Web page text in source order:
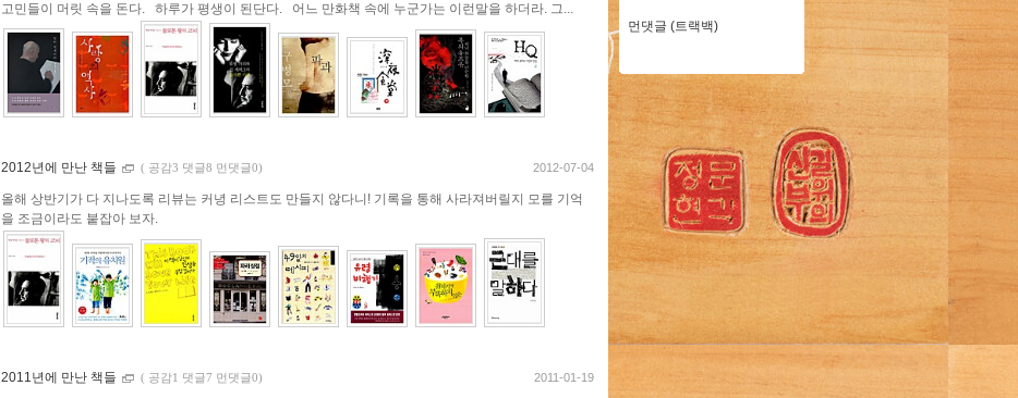
고민들이 머릿 속을 돈다. 하루가 평생이 된단다. 어느 만화책 속에 누군가는 이런말을 하더라. 그...
2012년에 만난 책들 ( 공감3 댓글8 먼댓글0) 2012-07-04
올해 상반기가 다 지나도록 리뷰는 커녕 리스트도 만들지 않다니! 기록을 통해 사라져버릴지 모를 기억
을 조금이라도 붙잡아 보자.
2011년에 만난 책들 ( 공감1 댓글7 먼댓글0) 2011-01-19
먼댓글 (트랙백)